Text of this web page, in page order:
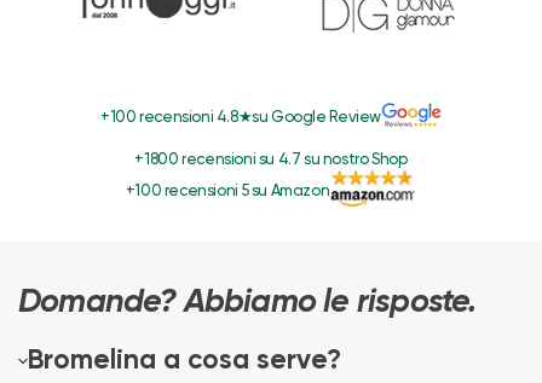
+100 recensioni 4.8★su Google Review
+1800 recensioni su 4.7 su nostro Shop
+100 recensioni 5 su Amazon
Domande? Abbiamo le risposte.
Bromelina a cosa serve?